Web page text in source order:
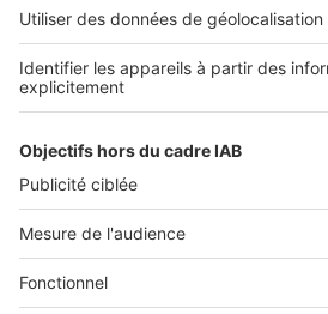
Actualités pro
Nous contacter
Connexion à My SeLoger Pro
Espace Presse